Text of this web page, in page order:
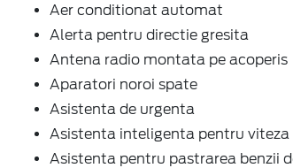
Aer conditionat automat
Alerta pentru directie gresita
Antena radio montata pe acoperis
Aparatori noroi spate
Asistenta de urgenta
Asistenta inteligenta pentru viteza
Asistenta pentru pastrarea benzii